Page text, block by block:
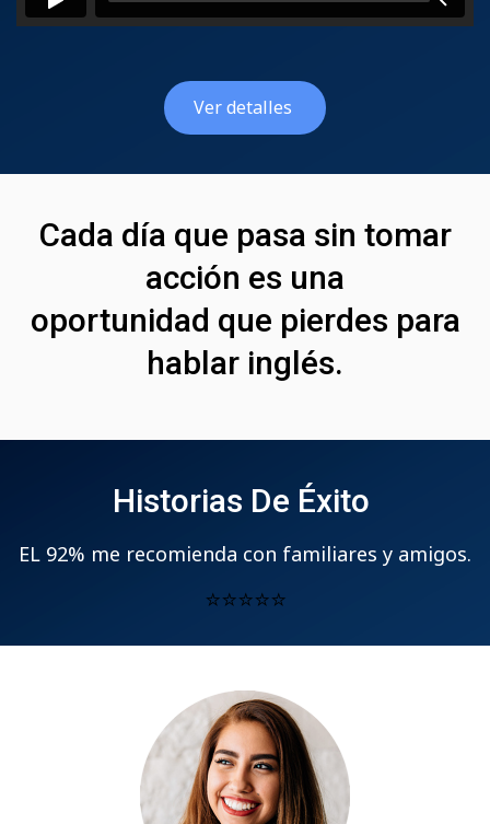
Ver detalles
Cada día que pasa sin tomar
acción es una
oportunidad que pierdes para
hablar inglés.
Historias De Éxito
EL 92% me recomienda con familiares y amigos.
⭐⭐⭐⭐⭐